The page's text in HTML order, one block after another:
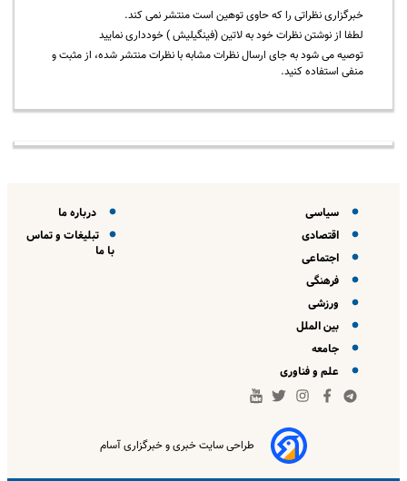
خبرگزاری نظراتی را که حاوی توهین است منتشر نمی کند.
لطفا از نوشتن نظرات خود به لاتین (فینگیلیش ) خودداری نمایید
توصیه می شود به جای ارسال نظرات مشابه با نظرات منتشر شده، از مثبت و
منفی استفاده کنید.
سیاسی
اقتصادی
اجتماعی
فرهنگی
ورزشی
بین الملل
جامعه
علم و فناوری
درباره ما
تبلیغات و تماس
با ما
طراحی سایت خبری و خبرگزاری آسام